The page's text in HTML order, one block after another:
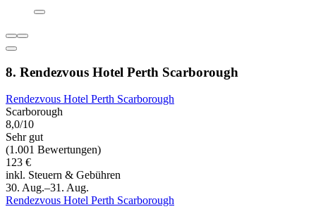
8. Rendezvous Hotel Perth Scarborough
Rendezvous Hotel Perth Scarborough
Scarborough
8,0/10
Sehr gut
(1.001 Bewertungen)
123 €
inkl. Steuern & Gebühren
30. Aug.–31. Aug.
Rendezvous Hotel Perth Scarborough